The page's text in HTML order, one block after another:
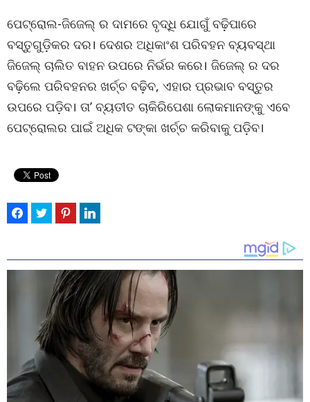
ପେଟ୍ରୋଲ-ଜିଜେଲ୍ ର ଦାମରେ ବୃଦ୍ଧି ଯୋଗୁଁ ବଢ଼ିପାରେ
ବସ୍ତୁଗୁଡ଼ିକର ଦର। ଦେଶର ଅଧିକାଂଶ ପରିବହନ ବ୍ୟବସ୍ଥା
ଜିଜେଲ୍ ଚାଲିତ ବାହନ ଉପରେ ନିର୍ଭର କରେ। ଜିଜେଲ୍ ର ଦର
ବଢ଼ିଲେ ପରିବହନର ଖର୍ଚ୍ଚ ବଢ଼ିବ, ଏହାର ପ୍ରଭାବ ବସ୍ତୁର
ଉପରେ ପଡ଼ିବ। ତା’ ବ୍ୟତୀତ ଚାକିରିପେଶା ଲୋକମାନଙ୍କୁ ଏବେ
ପେଟ୍ରୋଲର ପାଇଁ ଅଧିକ ଟଙ୍କା ଖର୍ଚ୍ଚ କରିବାକୁ ପଡ଼ିବ।